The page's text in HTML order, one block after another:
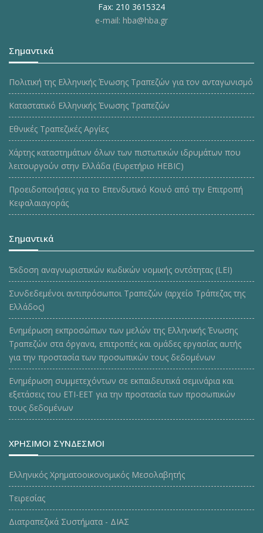
Fax: 210 3615324
e-mail: hba@hba.gr
Σημαντικά
Πολιτική της Ελληνικής Ένωσης Τραπεζών για τον ανταγωνισμό
Καταστατικό Ελληνικής Ένωσης Τραπεζών
Εθνικές Τραπεζικές Αργίες
Χάρτης καταστημάτων όλων των πιστωτικών ιδρυμάτων που
λειτουργούν στην Ελλάδα (Ευρετήριο HEBIC)
Προειδοποιήσεις για το Επενδυτικό Κοινό από την Επιτροπή
Κεφαλαιαγοράς
Σημαντικά
Έκδοση αναγνωριστικών κωδικών νομικής οντότητας (LEI)
Συνδεδεμένοι αντιπρόσωποι Τραπεζών (αρχείο Τράπεζας της
Ελλάδος)
Ενημέρωση εκπροσώπων των μελών της Ελληνικής Ένωσης
Τραπεζών στα όργανα, επιτροπές και ομάδες εργασίας αυτής
για την προστασία των προσωπικών τους δεδομένων
Ενημέρωση συμμετεχόντων σε εκπαιδευτικά σεμινάρια και
εξετάσεις του ΕΤΙ-ΕΕΤ για την προστασία των προσωπικών
τους δεδομένων
ΧΡΗΣΙΜΟΙ ΣΥΝΔΕΣΜΟΙ
Ελληνικός Χρηματοοικονομικός Μεσολαβητής
Τειρεσίας
Διατραπεζικά Συστήματα - ΔΙΑΣ